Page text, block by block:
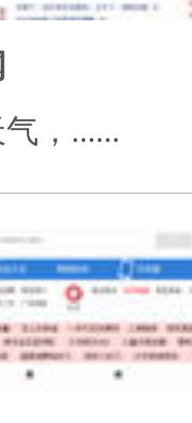
，......